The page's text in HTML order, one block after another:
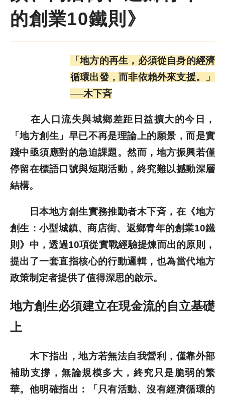
主題報導
主題座談
特別企劃
人物專訪
好書推薦
各期季刊
投稿專區
的創業10鐵則》
「地方的再生，必須從自身的經濟
循環出發，而非依賴外來支援。」
──木下斉
在人口流失與城鄉差距日益擴大的今日，
「地方創生」早已不再是理論上的願景，而是實
踐中亟須應對的急迫課題。然而，地方振興若僅
停留在標語口號與短期活動，終究難以撼動深層
結構。
日本地方創生實務推動者木下斉，在《地方
創生：小型城鎮、商店街、返鄉青年的創業10鐵
則》中，透過10項從實戰經驗提煉而出的原則，
提出了一套直指核心的行動邏輯，也為當代地方
政策制定者提供了值得深思的啟示。
地方創生必須建立在現金流的自立基礎
上
木下指出，地方若無法自我營利，僅靠外部
補助支撐，無論規模多大，終究只是脆弱的繁
華。他明確指出：「只有活動、沒有經濟循環的